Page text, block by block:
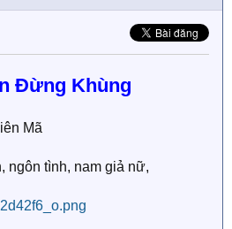
Đừng Khùng
Mã
ngôn tình, nam giả nữ,